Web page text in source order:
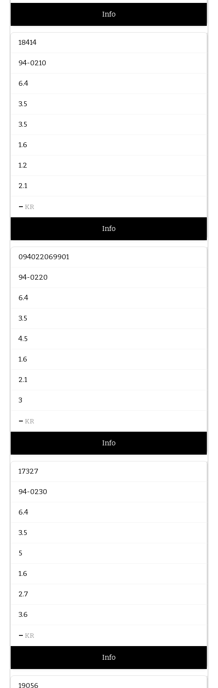
Info
18414
94-0210
6.4
3.5
3.5
1.6
1.2
2.1
– KR
Info
094022069901
94-0220
6.4
3.5
4.5
1.6
2.1
3
– KR
Info
17327
94-0230
6.4
3.5
5
1.6
2.7
3.6
– KR
Info
19056